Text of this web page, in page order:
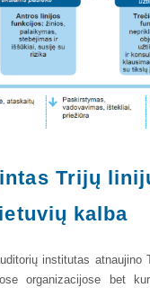
Trijų
kalba
institutas atnaujino
organizacijose bet